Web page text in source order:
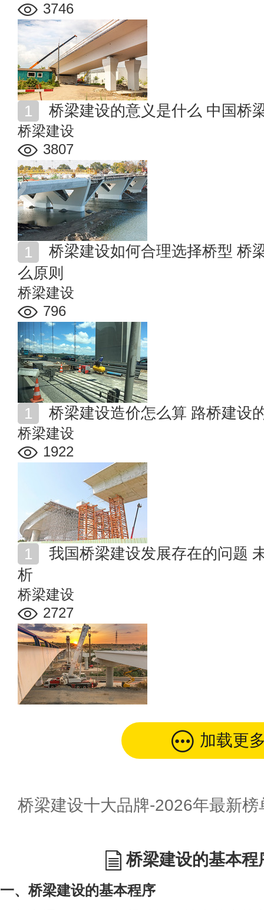
3746
桥梁建设的意义是什么 中国桥
桥梁建设
3807
么原则
桥梁建设
796
桥梁建设造价怎么算 路桥建设
桥梁建设
1922
析
桥梁建设
2727
加载更
桥梁建设十大品牌-2026年最新榜
桥梁建设的基本程
一、桥梁建设的基本程序